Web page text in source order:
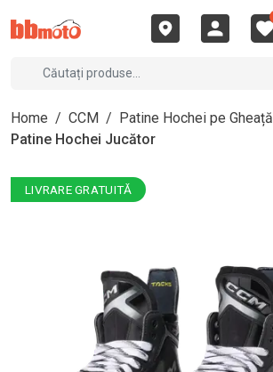
Home / CCM / Patine Hochei pe Gheață
Patine Hochei Jucător
LIVRARE GRATUITĂ